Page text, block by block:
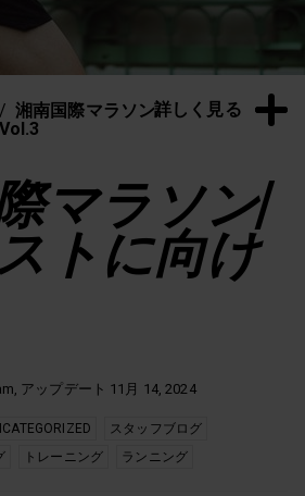
詳しく見る
湘南国際マラソン/
マラソン/
トに向け
アップデート 11月 14, 2024
スタッフブログ
トレーニング ランニング